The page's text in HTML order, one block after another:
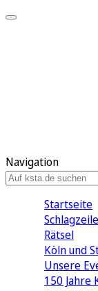
Navigation
Startseite
Rätsel
Köln und
Unsere
150 Jahre